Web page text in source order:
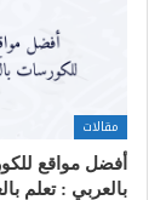
مقالات
أفضل مواقع
بالعربي : تعلم